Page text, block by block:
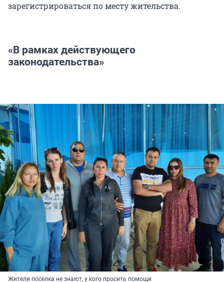
зарегистрироваться по месту жительства.
«В рамках действующего
законодательства»
Жители поселка не знают, у кого просить помощи